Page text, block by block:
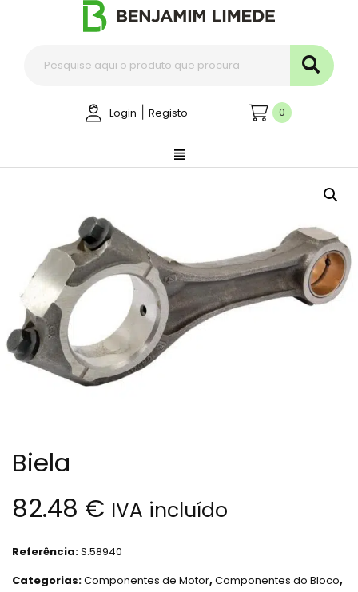
Login Registo 0
Biela
82.48 € IVA incluído
Referência:S.58940
Categorias:Componentes de Motor, Componentes do Bloco,